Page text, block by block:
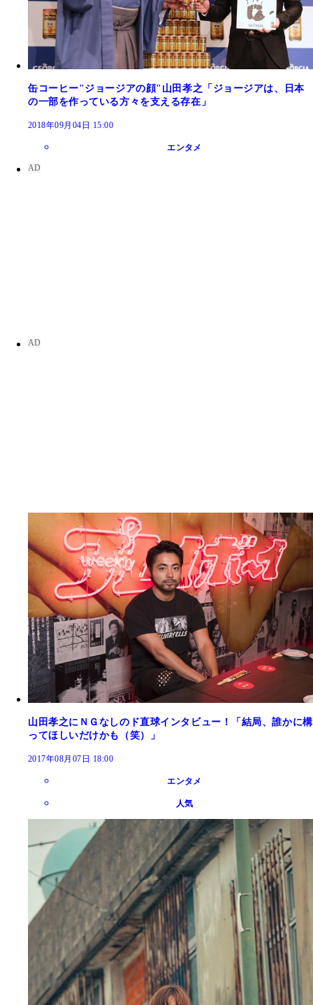
缶コーヒー"ジョージアの顔"山田孝之「ジョージアは、日本
の一部を作っている方々を支える存在」
2018年09月04日 15:00
エンタメ
山田孝之にＮＧなしのド直球インタビュー！「結局、誰かに構
ってほしいだけかも（笑）」
2017年08月07日 18:00
エンタメ
人気